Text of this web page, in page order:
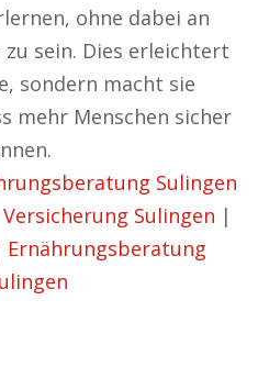
ohne dabei an
sein. Dies erleichtert
sondern macht sie
mehr Menschen sicher
Sulingen
Versicherung Sulingen |
Ernährungsberatung